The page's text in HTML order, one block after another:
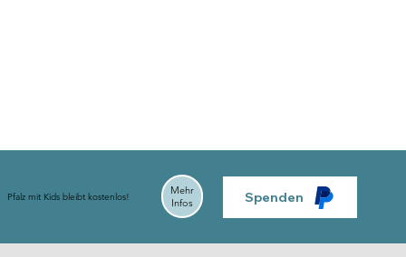
Pfalz mit Kids bleibt kostenlos!
Mehr
Infos
Spenden